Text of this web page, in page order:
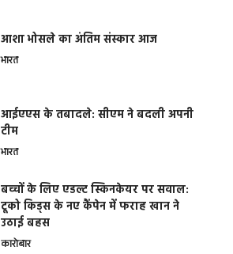
आशा भोसले का अंतिम संस्कार आज
भारत
आईएएस के तबादले: सीएम ने बदली अपनी
टीम
भारत
बच्चों के लिए एडल्ट स्किनकेयर पर सवाल:
टूको किड्स के नए कैंपेन में फराह खान ने
उठाई बहस
कारोबार